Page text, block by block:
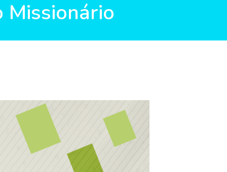
Missionário